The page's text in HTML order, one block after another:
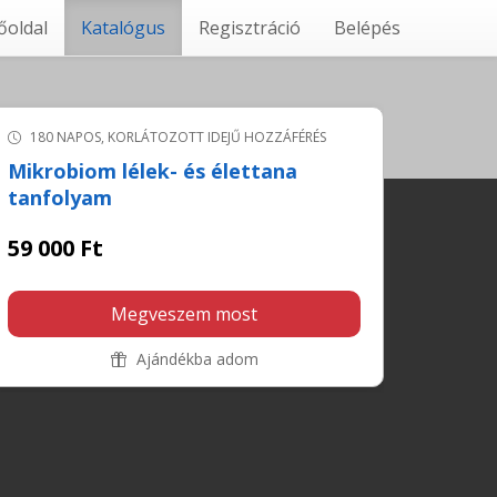
Katalógus Regisztráció Belépés
180 NAPOS, KORLÁTOZOTT IDEJŰ HOZZÁFÉRÉS
Mikrobiom lélek- és élettana
tanfolyam
59 000 Ft
Megveszem most
Ajándékba adom